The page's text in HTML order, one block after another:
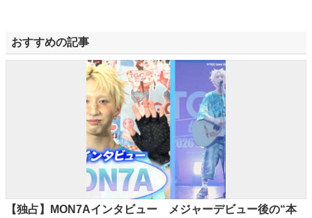
おすすめの記事
【独占】MON7Aインタビュー メジャーデビュー後の“本